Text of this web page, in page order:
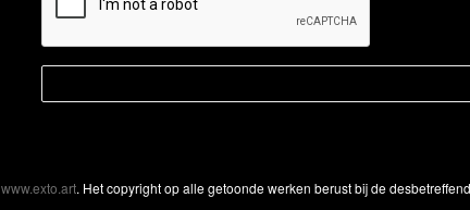
www.exto.art. Het copyright op alle getoonde werken berust bij de